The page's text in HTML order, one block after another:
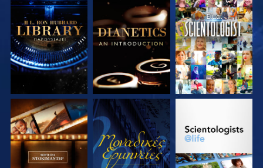
ΕΞΕΡΕΥΝΗΣΤΕ ΤΗ
ΣΕΙΡΑ
ΕΞΕΡΕΥΝΗΣΤΕ ΤΗ
ΣΕΙΡΑ
ΠΑΡΑΚΟΛΟΥΘΗΣΤΕ
ΕΞΕΡΕΥΝΗΣΤΕ ΤΗ
ΣΕΙΡΑ
ΠΑΡΑΚΟΛΟΥΘΗΣΤΕ
ΕΞΕΡΕΥΝΗΣΤΕ ΤΗ